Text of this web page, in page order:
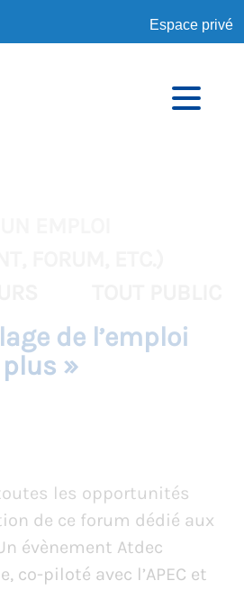
Espace privé
de l’emploi
»
les opportunités
de ce forum dédié aux
évènement Atdec
co-piloté avec l’APEC et